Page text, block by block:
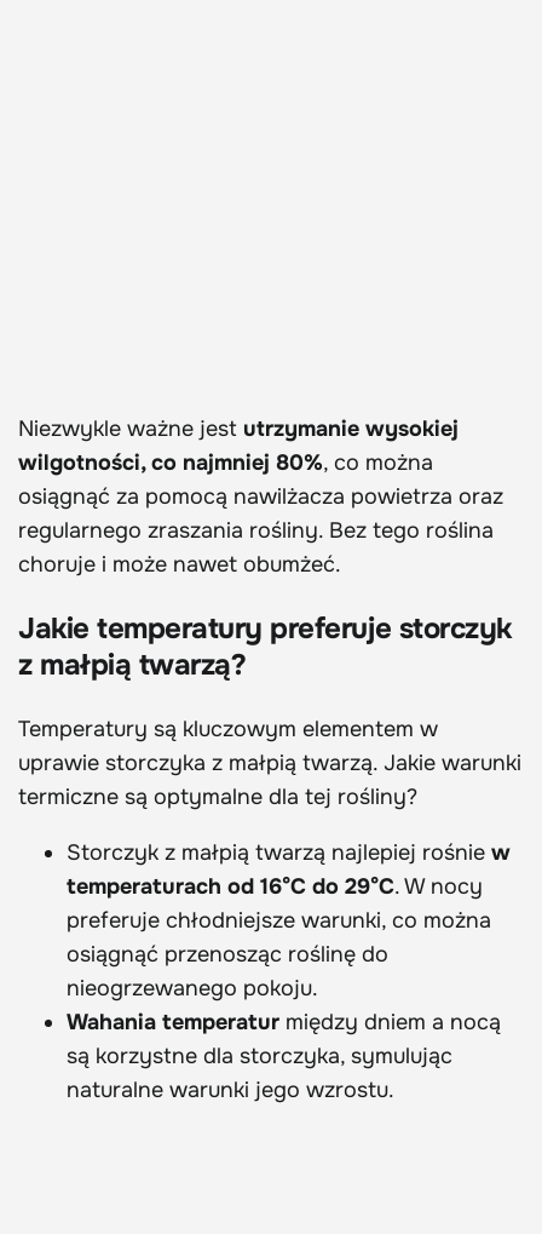
Niezwykle ważne jest utrzymanie wysokiej
wilgotności, co najmniej 80%, co można
osiągnąć za pomocą nawilżacza powietrza oraz
regularnego zraszania rośliny. Bez tego roślina
choruje i może nawet obumżeć.
Jakie temperatury preferuje storczyk
z małpią twarzą?
Temperatury są kluczowym elementem w
uprawie storczyka z małpią twarzą. Jakie warunki
termiczne są optymalne dla tej rośliny?
Storczyk z małpią twarzą najlepiej rośnie w
temperaturach od 16°C do 29°C. W nocy
preferuje chłodniejsze warunki, co można
osiągnąć przenosząc roślinę do
nieogrzewanego pokoju.
Wahania temperatur między dniem a nocą
są korzystne dla storczyka, symulując
naturalne warunki jego wzrostu.